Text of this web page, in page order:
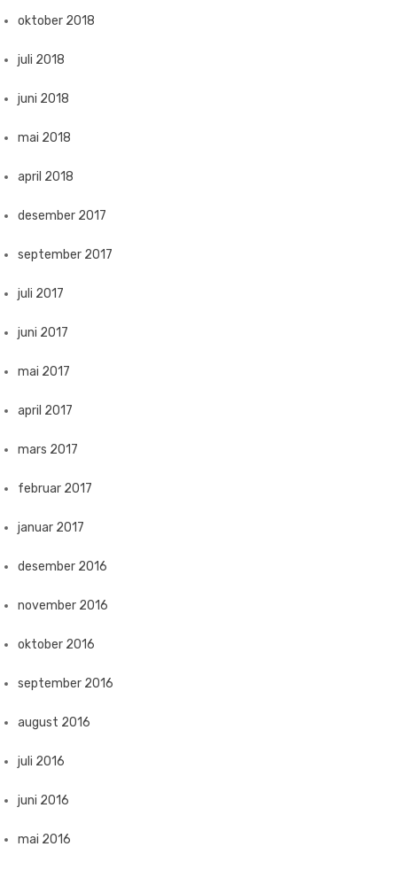
oktober 2018
juli 2018
juni 2018
mai 2018
april 2018
desember 2017
september 2017
juli 2017
juni 2017
mai 2017
april 2017
mars 2017
februar 2017
januar 2017
desember 2016
november 2016
oktober 2016
september 2016
august 2016
juli 2016
juni 2016
mai 2016